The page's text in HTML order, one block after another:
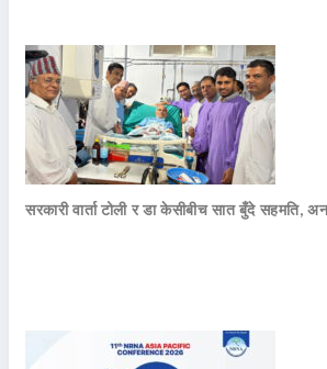
सरकारी वार्ता टोली र डा केसीबीच सात बुँदे सहमति,